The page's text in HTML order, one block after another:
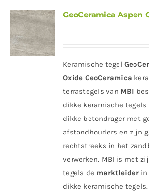
GeoCeramica Aspen
Keramische tegel
Oxide GeoCeramica
terrastegels van MBI
dikke keramische tegels
dikke betondrager met
afstandhouders en zijn
rechtstreeks in het
verwerken. MBI is met
tegels de marktleiderin
dikke keramische tegels.